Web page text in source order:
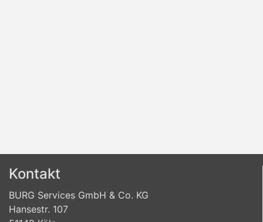
Kontakt
BURG Services GmbH & Co. KG
Hansestr. 107